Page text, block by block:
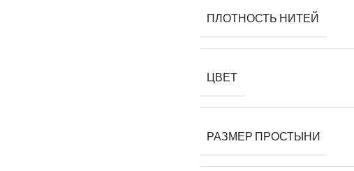
ПЛОТНОСТЬ НИТЕЙ
ЦВЕТ
РАЗМЕР ПРОСТЫНИ